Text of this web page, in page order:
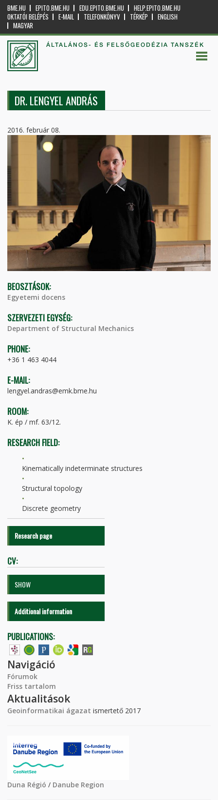
BME.HU EPITO.BME.HU EDU.EPITO.BME.HU
HELP.EPITO.BME.HU
OKTATÓI BELÉPÉS
E-MAIL TELEFONKÖNYV TÉRKÉP
ENGLISH
MAGYAR
ÁLTALÁNOS- ÉS FELSŐGEODÉZIA TANSZÉK
DR. LENGYEL ANDRÁS
2016. február 08.
BEOSZTÁSOK:
Egyetemi docens
SZERVEZETI EGYSÉG:
Department of Structural Mechanics
PHONE:
+36 1 463 4044
E-MAIL:
lengyel.andras@emk.bme.hu
ROOM:
K. ép / mf. 63/12.
RESEARCH FIELD:
Kinematically indeterminate structures
Structural topology
Discrete geometry
Research page
CV:
SHOW
Additional information
PUBLICATIONS:
Navigáció
Fórumok
Friss tartalom
Aktualitások
Geoinformatikai ágazat ismertető 2017
Duna Régió / Danube Region